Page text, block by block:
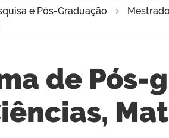
e Pós-Graduação
de Pós-